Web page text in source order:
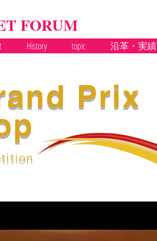
FORUM
History topic 沿革・実績
Prix